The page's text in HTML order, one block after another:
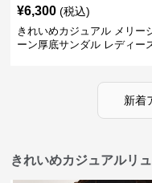
¥6,300 (税込)
きれいめカジュアル メリー
ーン厚底サンダル レディー
新着
きれいめカジュアルリ